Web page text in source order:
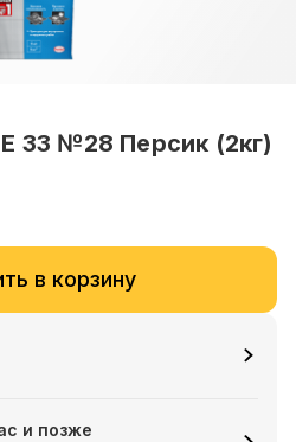
33 №28 Персик (2кг)
в корзину
и позже